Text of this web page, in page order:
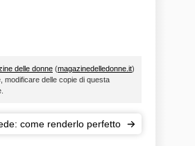
delle donne (magazinedelledonne.it)
modificare delle copie di questa
come renderlo perfetto